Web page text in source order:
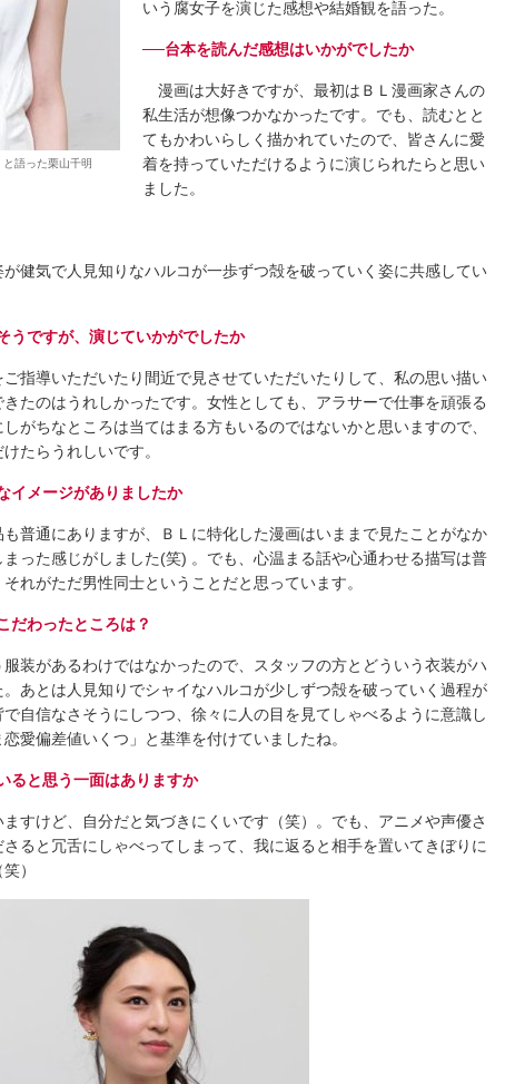
と語った栗山千明
いう腐女子を演じた感想や結婚観を語った。
──台本を読んだ感想はいかがでしたか
漫画は大好きですが、最初はＢＬ漫画家さんの
私生活が想像つかなかったです。でも、読むとと
てもかわいらしく描かれていたので、皆さんに愛
着を持っていただけるように演じられたらと思い
ました。
健気で人見知りなハルコが一歩ずつ殻を破っていく姿に共感してい
うですが、演じていかがでしたか
指導いただいたり間近で見させていただいたりして、私の思い描い
たのはうれしかったです。女性としても、アラサーで仕事を頑張る
がちなところは当てはまる方もいるのではないかと思いますので、
たらうれしいです。
イメージがありましたか
普通にありますが、ＢＬに特化した漫画はいままで見たことがなか
った感じがしました(笑) 。でも、心温まる話や心通わせる描写は普
れがただ男性同士ということだと思っています。
だわったところは？
装があるわけではなかったので、スタッフの方とどういう衣装がハ
あとは人見知りでシャイなハルコが少しずつ殻を破っていく過程が
自信なさそうにしつつ、徐々に人の目を見てしゃべるように意識し
愛偏差値いくつ」と基準を付けていましたね。
ると思う一面はありますか
すけど、自分だと気づきにくいです（笑）。でも、アニメや声優さ
ると冗舌にしゃべってしまって、我に返ると相手を置いてきぼりに
）